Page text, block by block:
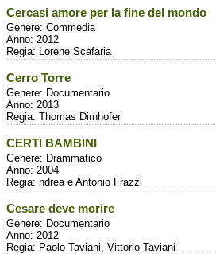
Cercasi amore per la fine del mondo
Genere: Commedia
Anno: 2012
Regia: Lorene Scafaria
Cerro Torre
Genere: Documentario
Anno: 2013
Regia: Thomas Dirnhofer
CERTI BAMBINI
Genere: Drammatico
Anno: 2004
Regia: ndrea e Antonio Frazzi
Cesare deve morire
Genere: Documentario
Anno: 2012
Regia: Paolo Taviani, Vittorio Taviani